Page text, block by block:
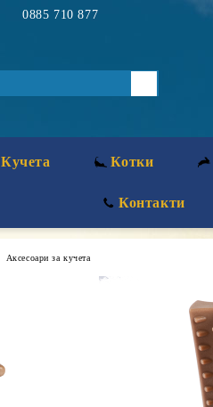
0885 710 877
Кучета Котки
Контакти
Аксесоари за кучета